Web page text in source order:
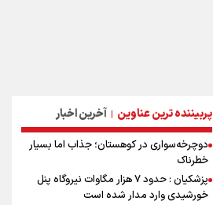
پربیننده ترین عناوین | آخرین اخبار
دوچرخه‌سواری در کوهستان؛ جذاب اما بسیار
خطرناک
پزشکیان : حدود ۷ هزار مگاوات نیروگاه پنل
خورشیدی وارد مدار شده است